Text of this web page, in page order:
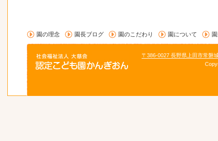
園の理念 園長ブログ 園のこだわり 園について
〒386-0027 長野県上田市常磐